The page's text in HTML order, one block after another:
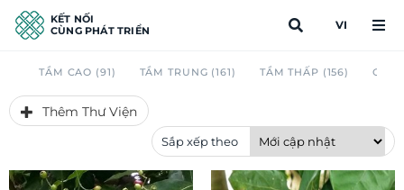
KẾT NỐI
CÙNG PHÁT TRIỂN
VI
TẦM CAO (91) TẦM TRUNG (161) TẦM THẤP (156) CAU
Thêm Thư Viện
Sắp xếp theo